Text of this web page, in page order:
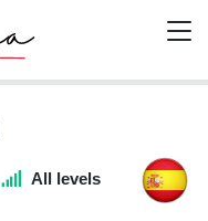
All levels